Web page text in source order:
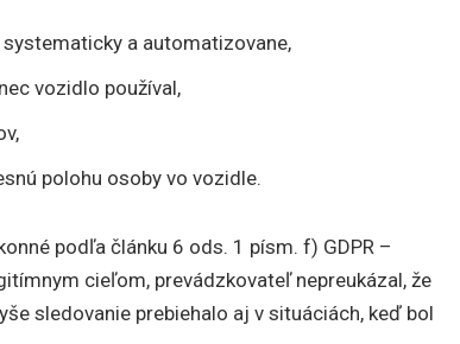
a automatizovane,
vozidlo používal,
polohu osoby vo vozidle.
podľa článku 6 ods. 1 písm. f) GDPR –
cieľom, prevádzkovateľ nepreukázal, že
sledovanie prebiehalo aj v situáciách, keď bol